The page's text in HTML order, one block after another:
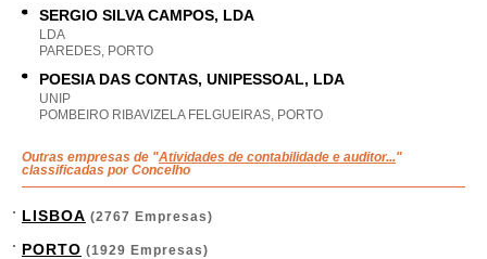
SERGIO SILVA CAMPOS, LDA
LDA
PAREDES, PORTO
POESIA DAS CONTAS, UNIPESSOAL, LDA
UNIP
POMBEIRO RIBAVIZELA FELGUEIRAS, PORTO
Outras empresas de "Atividades de contabilidade e auditor..."
classificadas por Concelho
LISBOA (2767 Empresas)
PORTO (1929 Empresas)